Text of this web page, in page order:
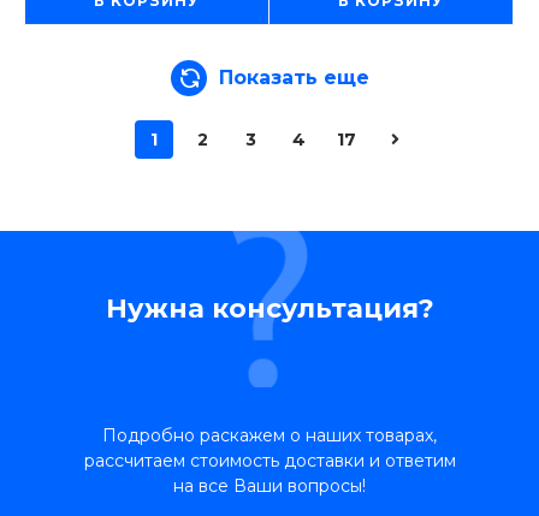
Показать еще
1 2 3 4 17
Нужна консультация?
Подробно раскажем о наших товарах,
рассчитаем стоимость доставки и ответим
на все Ваши вопросы!